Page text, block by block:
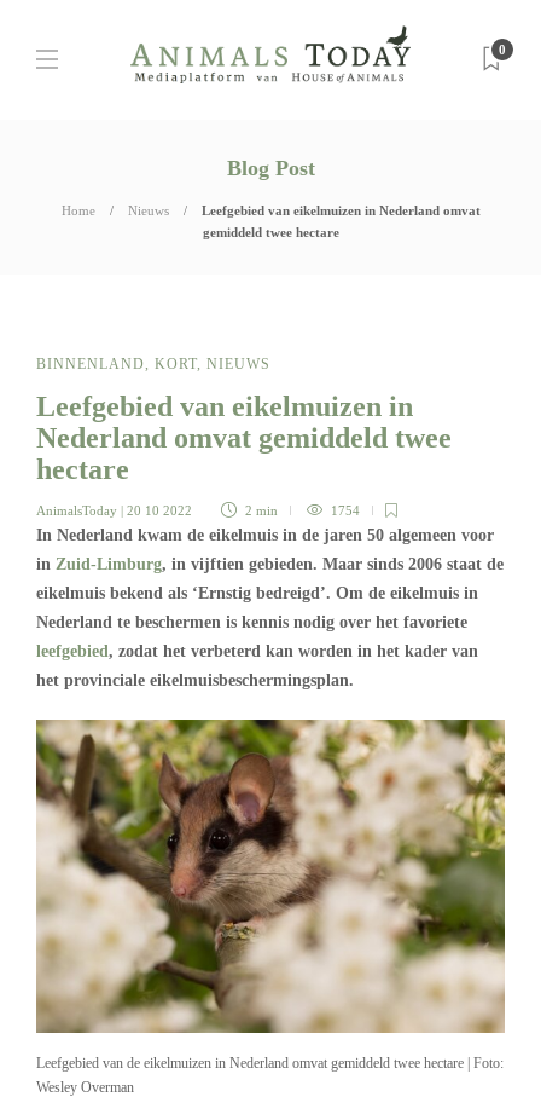
0
Blog Post
Home Nieuws
Leefgebied van eikelmuizen in Nederland omvat
gemiddeld twee hectare
BINNENLAND, KORT, NIEUWS
Leefgebied van eikelmuizen in
Nederland omvat gemiddeld twee
hectare
AnimalsToday | 20 10 2022 2 min 1754
In Nederland kwam de eikelmuis in de jaren 50 algemeen voor
in Zuid-Limburg, in vijftien gebieden. Maar sinds 2006 staat de
eikelmuis bekend als ‘Ernstig bedreigd’. Om de eikelmuis in
Nederland te beschermen is kennis nodig over het favoriete
leefgebied, zodat het verbeterd kan worden in het kader van
het provinciale eikelmuisbeschermingsplan.
Leefgebied van de eikelmuizen in Nederland omvat gemiddeld twee hectare | Foto:
Wesley Overman